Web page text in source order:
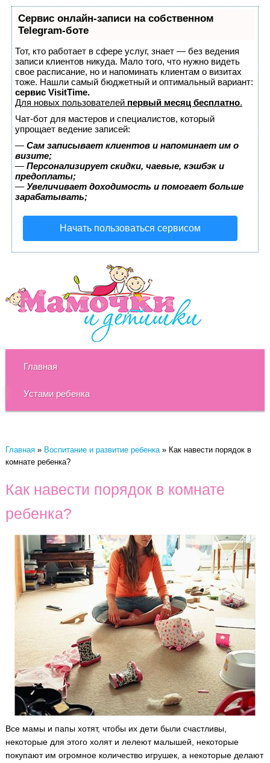
Сервис онлайн-записи на собственном
Telegram-боте
Тот, кто работает в сфере услуг, знает — без ведения
записи клиентов никуда. Мало того, что нужно видеть
свое расписание, но и напоминать клиентам о визитах
тоже. Нашли самый бюджетный и оптимальный вариант:
сервис VisitTime.
Для новых пользователей первый месяц бесплатно.
Чат-бот для мастеров и специалистов, который
упрощает ведение записей:
— Сам записывает клиентов и напоминает им о
визите;
— Персонализирует скидки, чаевые, кэшбэк и
предоплаты;
— Увеличивает доходимость и помогает больше
зарабатывать;
Начать пользоваться сервисом
Главная
Устами ребенка
Главная» Воспитание и развитие ребенка» Как навести порядок в
комнате ребенка?
Как навести порядок в комнате
ребенка?
Все мамы и папы хотят, чтобы их дети были счастливы,
некоторые для этого холят и лелеют малышей, некоторые
покупают им огромное количество игрушек, а некоторые делают